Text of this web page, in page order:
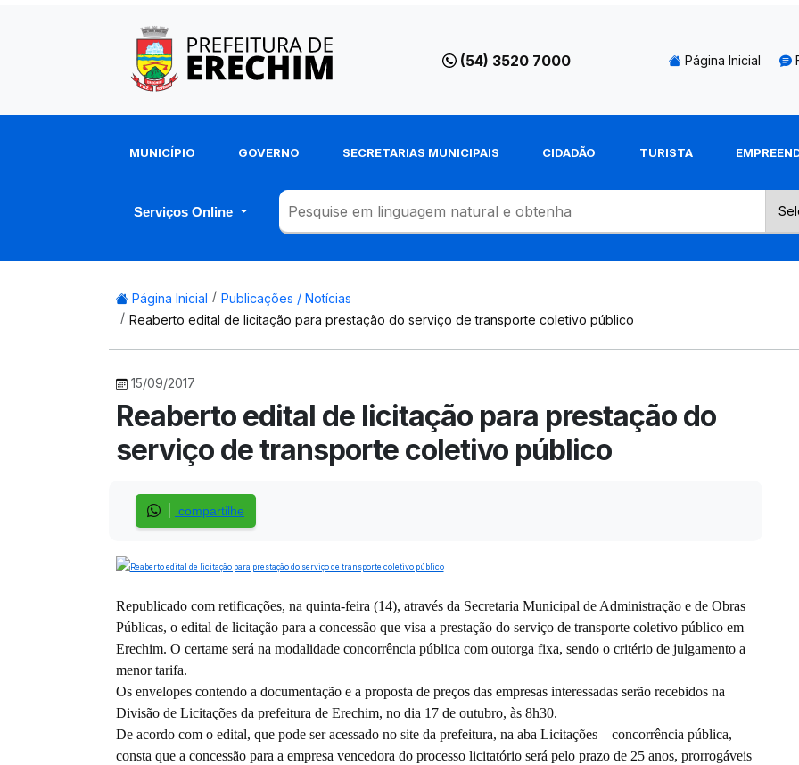
(54) 3520 7000 Página Inicial
MUNICÍPIO GOVERNO SECRETARIAS MUNICIPAIS CIDADÃO TURISTA
Serviços Online
Página Inicial
Publicações / Notícias
Reaberto edital de licitação para prestação do serviço de transporte coletivo público
15/09/2017
Reaberto edital de licitação para prestação do
serviço de transporte coletivo público
compartilhe
Republicado com retificações, na quinta-feira (14), através da Secretaria Municipal de Administração e de Obras
Públicas, o edital de licitação para a concessão que visa a prestação do serviço de transporte coletivo público em
Erechim. O certame será na modalidade concorrência pública com outorga fixa, sendo o critério de julgamento a
menor tarifa.
Os envelopes contendo a documentação e a proposta de preços das empresas interessadas serão recebidos na
Divisão de Licitações da prefeitura de Erechim, no dia 17 de outubro, às 8h30.
De acordo com o edital, que pode ser acessado no site da prefeitura, na aba Licitações – concorrência pública,
consta que a concessão para a empresa vencedora do processo licitatório será pelo prazo de 25 anos, prorrogáveis